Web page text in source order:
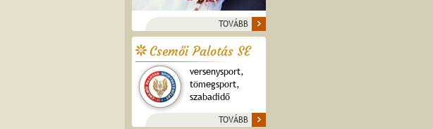
TOVÁBB
Csemői Palotás SE
versenysport,
tömegsport,
szabadidő
TOVÁBB